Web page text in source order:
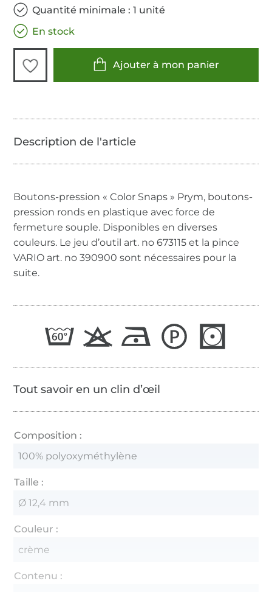
Quantité minimale : 1 unité
En stock
Ajouter à mon panier
Boutons-pression « Color Snaps » Prym, boutons-
pression ronds en plastique avec force de
fermeture souple. Disponibles en diverses
couleurs. Le jeu d’outil art. no 673115 et la pince
VARIO art. no 390900 sont nécessaires pour la
suite.
Tout savoir en un clin d’œil
Composition :
100% polyoxyméthylène
Taille :
Ø 12,4 mm
Couleur :
crème
Contenu :